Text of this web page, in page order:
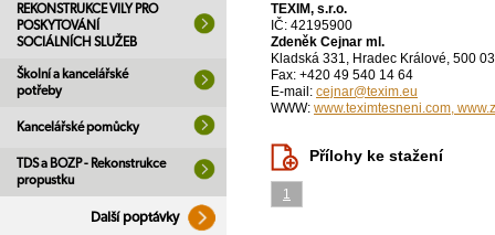
REKONSTRUKCE VILY PRO
POSKYTOVÁNÍ
SOCIÁLNÍCH SLUŽEB
Školní a kancelářské
potřeby
Kancelářské pomůcky
TDS a BOZP - Rekonstrukce
propustku
Další poptávky
TEXIM, s.r.o.
IČ: 42195900
Zdeněk Cejnar ml.
Kladská 331, Hradec Králové, 500
Fax: +420 49 540 14 64
E-mail: cejnar@texim.eu
WWW: www.teximtesneni.com,
Přílohy ke stažení
1